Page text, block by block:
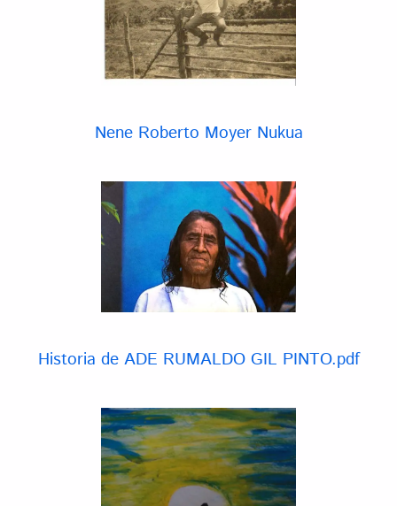
Nene Roberto Moyer Nukua
Historia de ADE RUMALDO GIL PINTO.pdf